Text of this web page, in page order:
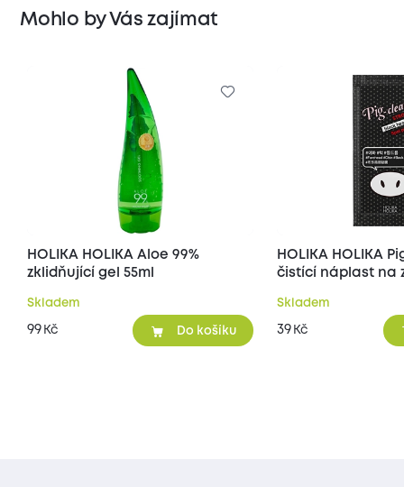
Mohlo by Vás zajímat
HOLIKA HOLIKA Aloe 99%
zklidňující gel 55ml
Skladem
99 Kč Do košíku
HOLIKA HOLIKA
čistící náplast na
Skladem
39 Kč